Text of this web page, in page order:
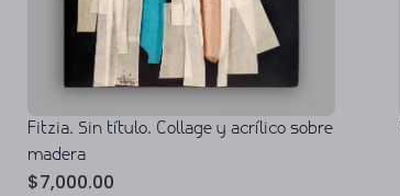
Fitzia. Sin título. Collage y acrílico sobre
madera
$7,000.00